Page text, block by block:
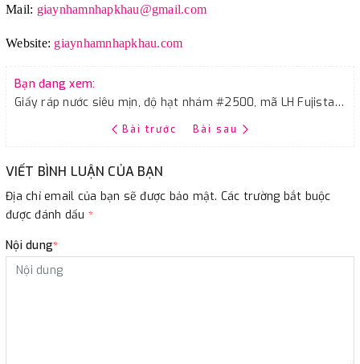
Mail: giaynhamnhapkhau@gmail.com
Website: giaynhamnhapkhau.com
Bạn đang xem:
Giấy ráp nước siêu mịn, độ hạt nhám #2500, mã LH Fujistar Sankyo
Bài trước Bài sau
VIẾT BÌNH LUẬN CỦA BẠN
Địa chỉ email của bạn sẽ được bảo mật. Các trường bắt buộc
được đánh dấu *
Nội dung*